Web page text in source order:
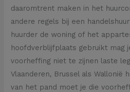
daaromtrent maken in het
andere regels bij een
huurder de woning of het
hoofdverblijfplaats gebruikt mag
voorheffing niet te zijnen laste
Vlaanderen, Brussel als Wallonië
van het pand moet je die